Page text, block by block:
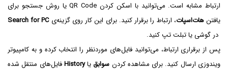
ارتباط مشابه است. می‌توانید با اسکن کردن QR Code‌ یا روش جستجو برای
یافتنهات‌اسپات، ارتباط را برقرار کنید. برای این کار روی گزینه‌یSearch for PC
در گوشی یا تبلت تپ کنید.
پس از برقراری ارتباط، می‌توانید فایل‌های موردنظر را انتخاب کرده و به کامپیوتر
ویندوزی ارسال کنید. برای مشاهده کردن سوابق یاHistoryفایل‌های منتقل شده